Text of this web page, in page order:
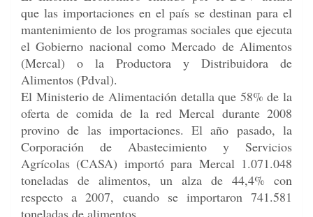
que las importaciones en el país se destinan para el
mantenimiento de los programas sociales que ejecuta
el Gobierno nacional como Mercado de Alimentos
(Mercal) o la Productora y Distribuidora de
Alimentos (Pdval).
El Ministerio de Alimentación detalla que 58% de la
oferta de comida de la red Mercal durante 2008
provino de las importaciones. El año pasado, la
Corporación de Abastecimiento y Servicios
Agrícolas (CASA) importó para Mercal 1.071.048
toneladas de alimentos, un alza de 44,4% con
respecto a 2007, cuando se importaron 741.581